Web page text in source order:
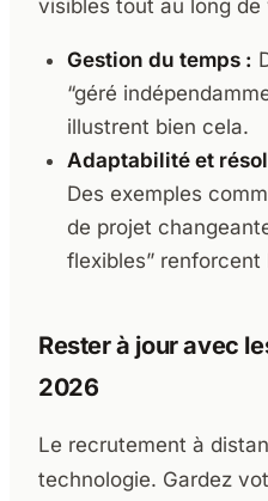
visibles tout au long de
Gestion du temps :
“géré
illustrent bien cela.
Adaptabilité et
Des exemples
de projet
flexibles” renforcent
Rester à jour avec
2026
Le recrutement à
technologie. Gardez